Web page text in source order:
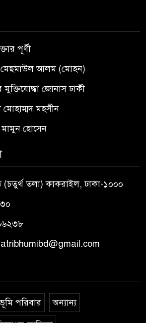
পূর্ণী
: মেছমাউল আলম (মোহন)
মুক্তিযোদ্ধা জোনাস ঢাকী
মহসীন
মামুন হোসেন
তলা) কাকরাইল, ঢাকা-১০০০
পরিবার অন্যান্য